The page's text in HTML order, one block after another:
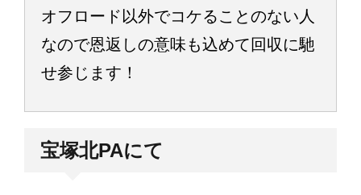
オフロード以外でコケることのない人
なので恩返しの意味も込めて回収に馳
せ参じます！
宝塚北PAにて